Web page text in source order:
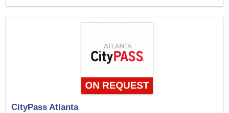
CityPass Atlanta